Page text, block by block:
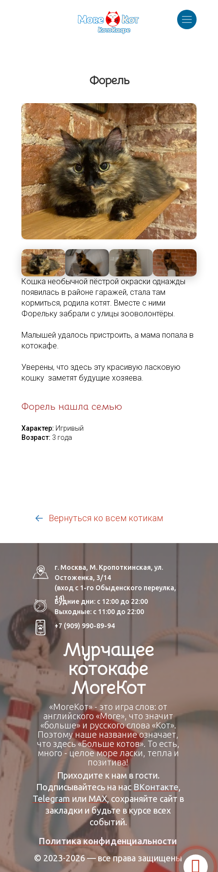
Форель
Кошка необычной пёстрой окраски однажды
появилась в районе гаражей, стала там
кормиться, родила котят. Вместе с ними
Форельку забрали с улицы зооволонтёры.
Малышей удалось пристроить, а мама попала в
котокафе.
Уверены, что здесь эту красивую ласковую
кошку заметят будущие хозяева.
Форель нашла семью
Характер: Игривый
Возраст: 3 года
Вернуться ко всем котикам
г. Москва, М. Кропоткинская, ул.
Остоженка, 3/14
(вход с 1-го Обыденского переулка,
14)
+7 (909) 990-89-94
Будние дни: с 12:00 до 22:00
Выходные: с 11:00 до 22:00
Мурчащее
котокафе
МоrеКот
«МоrеКот» - это игра слов: от
английского «More», что значит
«больше» и русского слова «Кот».
Поэтому наше название означает,
что здесь «Больше котов». То есть,
много - целое море ласки, тепла и
позитива!
Политика конфиденциальности
© 2023-2026 — все права защищены
Приходите к нам в гости.
Подписывайтесь на нас ВКонтакте
Telegram или МАХ, сохраняйте сайт в
закладки и будьте в курсе всех
событий.